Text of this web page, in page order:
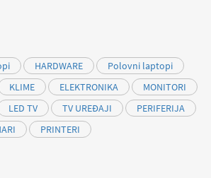
HARDWARE
Polovni laptopi
KLIME ELEKTRONIKA
MONITORI
LED TV TV UREĐAJI
PERIFERIJA
PRINTERI